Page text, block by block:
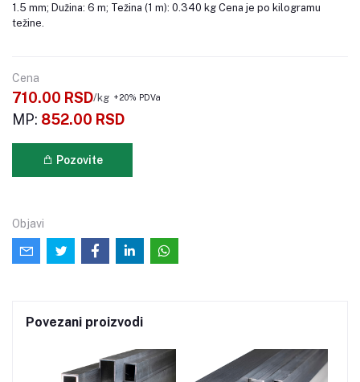
1.5 mm; Dužina: 6 m; Težina (1 m): 0.340 kg Cena je po kilogramu
težine.
Cena
710.00 RSD/kg +20% PDVa
MP: 852.00 RSD
Pozovite
Objavi
Povezani proizvodi